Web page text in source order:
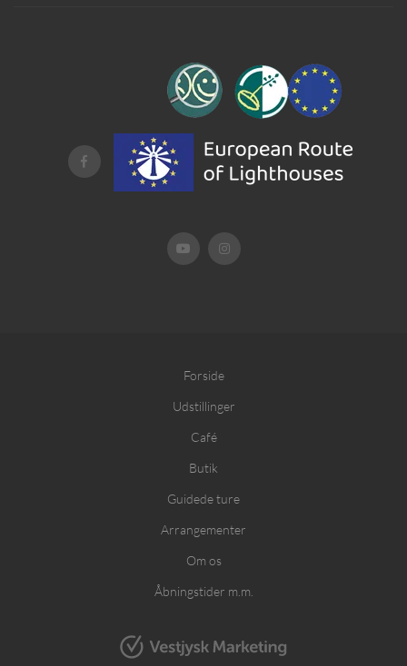
Forside
Udstillinger
Café
Butik
Guidede ture
Arrangementer
Om os
Åbningstider m.m.